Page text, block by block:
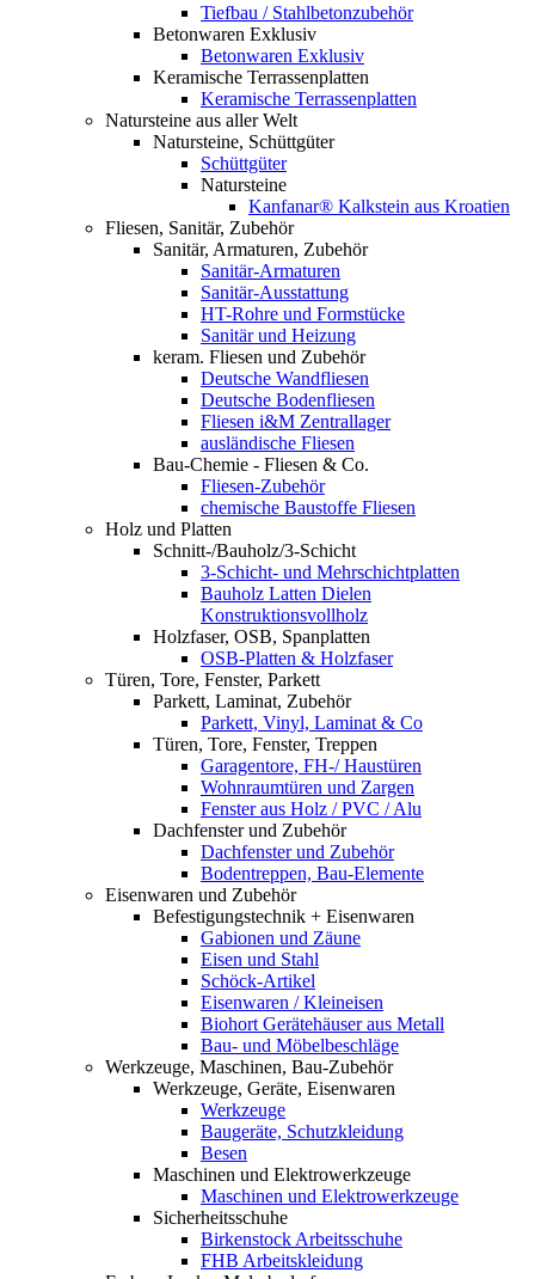
Tiefbau / Stahlbetonzubehör
Betonwaren Exklusiv
Betonwaren Exklusiv
Keramische Terrassenplatten
Keramische Terrassenplatten
Natursteine aus aller Welt
Natursteine, Schüttgüter
Schüttgüter
Natursteine
Kanfanar® Kalkstein aus Kroatien
Fliesen, Sanitär, Zubehör
Sanitär, Armaturen, Zubehör
Sanitär-Armaturen
Sanitär-Ausstattung
HT-Rohre und Formstücke
Sanitär und Heizung
keram. Fliesen und Zubehör
Deutsche Wandfliesen
Deutsche Bodenfliesen
Fliesen i&M Zentrallager
ausländische Fliesen
Bau-Chemie - Fliesen & Co.
Fliesen-Zubehör
chemische Baustoffe Fliesen
Holz und Platten
Schnitt-/Bauholz/3-Schicht
3-Schicht- und Mehrschichtplatten
Bauholz Latten Dielen
Konstruktionsvollholz
Holzfaser, OSB, Spanplatten
OSB-Platten & Holzfaser
Türen, Tore, Fenster, Parkett
Parkett, Laminat, Zubehör
Parkett, Vinyl, Laminat & Co
Türen, Tore, Fenster, Treppen
Garagentore, FH-/ Haustüren
Wohnraumtüren und Zargen
Fenster aus Holz / PVC / Alu
Dachfenster und Zubehör
Dachfenster und Zubehör
Bodentreppen, Bau-Elemente
Eisenwaren und Zubehör
Befestigungstechnik + Eisenwaren
Gabionen und Zäune
Eisen und Stahl
Schöck-Artikel
Eisenwaren / Kleineisen
Biohort Gerätehäuser aus Metall
Bau- und Möbelbeschläge
Werkzeuge, Maschinen, Bau-Zubehör
Werkzeuge, Geräte, Eisenwaren
Werkzeuge
Baugeräte, Schutzkleidung
Besen
Maschinen und Elektrowerkzeuge
Maschinen und Elektrowerkzeuge
Sicherheitsschuhe
Birkenstock Arbeitsschuhe
FHB Arbeitskleidung